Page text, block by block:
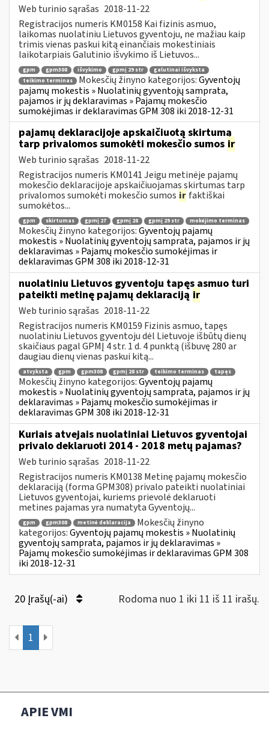
Web turinio sąrašas 2018-11-22
Registracijos numeris KM0158 Kai fizinis asmuo,
laikomas nuolatiniu Lietuvos gyventoju, ne mažiau kaip
trimis vienas paskui kitą einančiais mokestiniais
laikotarpiais Galutinio išvykimo iš Lietuvos...
gpm gpm308 išvykimo gpmį 29 str
galutinai išvyksta
teikimo terminas
Mokesčių žinyno kategorijos:Gyventojų
pajamų mokestis » Nuolatinių gyventojų samprata,
pajamos ir jų deklaravimas » Pajamų mokesčio
sumokėjimas ir deklaravimas GPM 308 iki 2018-12-31
pajamų deklaracijoje apskaičiuotą skirtumą
tarp privalomos sumokėti mokesčio sumos ir
Web turinio sąrašas 2018-11-22
Registracijos numeris KM0141 Jeigu metinėje pajamų
mokesčio deklaracijoje apskaičiuojamas skirtumas tarp
privalomos sumokėti mokesčio sumos ir faktiškai
sumokėtos...
gpm skirtumas gpmį 27 gpmį 28 gpmį 29 str mokėjimo terminas
Mokesčių žinyno kategorijos:Gyventojų pajamų
mokestis » Nuolatinių gyventojų samprata, pajamos ir jų
deklaravimas » Pajamų mokesčio sumokėjimas ir
deklaravimas GPM 308 iki 2018-12-31
nuolatiniu Lietuvos gyventoju tapęs asmuo turi
pateikti metinę pajamų deklaraciją ir
Web turinio sąrašas 2018-11-22
Registracijos numeris KM0159 Fizinis asmuo, tapęs
nuolatiniu Lietuvos gyventoju dėl Lietuvoje išbūtų dienų
skaičiaus pagal GPMĮ 4 str. 1 d. 4 punktą (išbuvę 280 ar
daugiau dienų vienas paskui kitą...
atvyksta gpm gpm308 gpmį 28 str teikimo terminas tapęs
Mokesčių žinyno kategorijos:Gyventojų pajamų
mokestis » Nuolatinių gyventojų samprata, pajamos ir jų
deklaravimas » Pajamų mokesčio sumokėjimas ir
deklaravimas GPM 308 iki 2018-12-31
Kuriais atvejais nuolatiniai Lietuvos gyventojai
privalo deklaruoti 2014 - 2018 metų pajamas?
Web turinio sąrašas 2018-11-22
Registracijos numeris KM0138 Metinę pajamų mokesčio
deklaraciją (forma GPM308) privalo pateikti nuolatiniai
Lietuvos gyventojai, kuriems prievolė deklaruoti
metines pajamas yra numatyta Gyventojų...
gpm gpm308 metinė deklaracija
Mokesčių žinyno
kategorijos:Gyventojų pajamų mokestis » Nuolatinių
gyventojų samprata, pajamos ir jų deklaravimas »
Pajamų mokesčio sumokėjimas ir deklaravimas GPM 308
iki 2018-12-31
20 Įrašų(-ai) Rodoma nuo 1 iki 11 iš 11 irašų.
1
APIE VMI